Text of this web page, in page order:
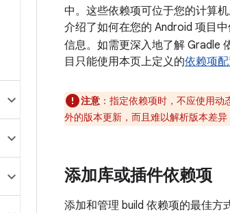
中。这些依赖项可位于您的计算
介绍了如何在您的 Android 项目
信息。如需更深入地了解 Gradle
目只能使用本页上定义的依赖项
注意 ： 指定依赖项时，不应使用动
外的版本更新，而且难以解析版本差异
添加库或插件依赖项
添加和管理 build 依赖项的最佳方